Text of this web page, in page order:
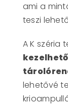
ami a
teszi
A K széria
kezelhető
lehetővé